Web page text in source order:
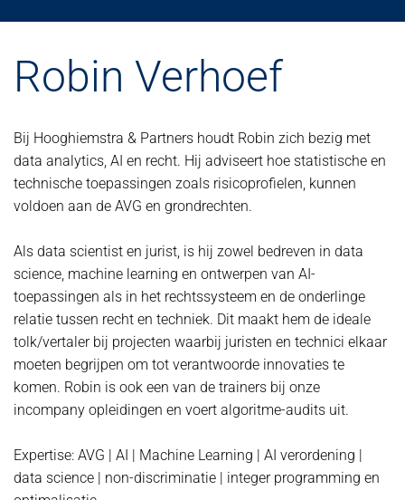
Robin Verhoef
Bij Hooghiemstra & Partners houdt Robin zich bezig met
data analytics, AI en recht. Hij adviseert hoe statistische en
technische toepassingen zoals risicoprofielen, kunnen
voldoen aan de AVG en grondrechten.
Als data scientist en jurist, is hij zowel bedreven in data
science, machine learning en ontwerpen van AI-
toepassingen als in het rechtssysteem en de onderlinge
relatie tussen recht en techniek. Dit maakt hem de ideale
tolk/vertaler bij projecten waarbij juristen en technici elkaar
moeten begrijpen om tot verantwoorde innovaties te
komen. Robin is ook een van de trainers bij onze
incompany opleidingen en voert algoritme-audits uit.
Expertise: AVG | AI | Machine Learning | AI verordening |
data science | non-discriminatie | integer programming en